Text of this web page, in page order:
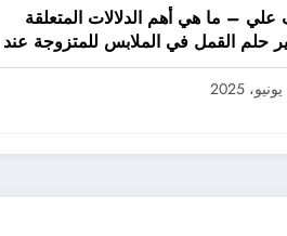
– ما هي أهم الدلالات المتعلقة
حلم القمل في الملابس للمتزوجة عند
– بالتفصيل